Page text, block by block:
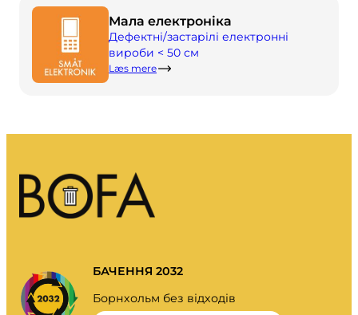
Моє сміття.
Портал про відходи
Видалення календаря та багато іншого.
Мала електроніка
Дефектні/застарілі електронні
вироби < 50 см
Læs mere
БАЧЕННЯ 2032
Борнхольм без відходів